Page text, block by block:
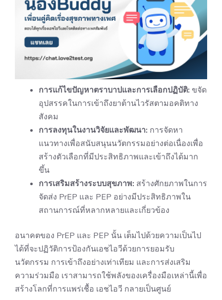
การแก้ไขปัญหาตราบาปและการเลือกปฏิบัติ: ขจัด
อุปสรรคในการเข้าถึงยาต้านไวรัสตามอคติทาง
สังคม
การลงทุนในงานวิจัยและพัฒนา: การจัดหา
แนวทางเพื่อสนับสนุนนวัตกรรมอย่างต่อเนื่องเพื่อ
สร้างตัวเลือกที่มีประสิทธิภาพและเข้าถึงได้มาก
ขึ้น
การเสริมสร้างระบบสุขภาพ: สร้างศักยภาพในการ
จัดส่ง PrEP และ PEP อย่างมีประสิทธิภาพใน
สถานการณ์ที่หลากหลายและเกี่ยวข้อง
อนาคตของ PrEP และ PEP นั้น เต็มไปด้วยความเป็นไป
ได้ที่จะปฏิวัติการป้องกันเอชไอวีด้วยการยอมรับ
นวัตกรรม การเข้าถึงอย่างเท่าเทียม และการส่งเสริม
ความร่วมมือ เราสามารถใช้พลังของเครื่องมือเหล่านี้เพื่อ
สร้างโลกที่การแพร่เชื้อ เอชไอวี กลายเป็นศูนย์